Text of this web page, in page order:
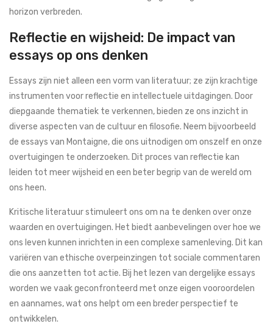
horizon verbreden.
Reflectie en wijsheid: De impact van
essays op ons denken
Essays zijn niet alleen een vorm van literatuur; ze zijn krachtige
instrumenten voor reflectie en intellectuele uitdagingen. Door
diepgaande thematiek te verkennen, bieden ze ons inzicht in
diverse aspecten van de cultuur en filosofie. Neem bijvoorbeeld
de essays van Montaigne, die ons uitnodigen om onszelf en onze
overtuigingen te onderzoeken. Dit proces van reflectie kan
leiden tot meer wijsheid en een beter begrip van de wereld om
ons heen.
Kritische literatuur stimuleert ons om na te denken over onze
waarden en overtuigingen. Het biedt aanbevelingen over hoe we
ons leven kunnen inrichten in een complexe samenleving. Dit kan
variëren van ethische overpeinzingen tot sociale commentaren
die ons aanzetten tot actie. Bij het lezen van dergelijke essays
worden we vaak geconfronteerd met onze eigen vooroordelen
en aannames, wat ons helpt om een breder perspectief te
ontwikkelen.